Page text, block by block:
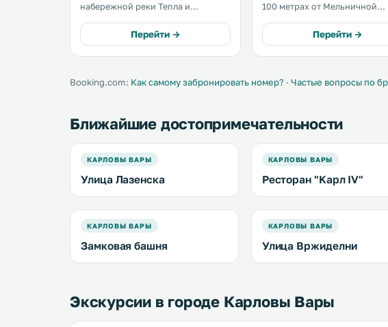
набережной реки Тепла и
колоннады. В номерах
предоставляется бесплатный
проводной доступ в Интернет и
Перейти →
100 метрах от Мельничной
находится также в 100 метрах.
всех помещениях подключен
бесплатный Wi-Fi. .
Перейти →
Booking.com: Как самому забронировать номер? · Частые вопросы по
Ближайшие достопримечательности
КАРЛОВЫ ВАРЫ
Улица Лазенска
КАРЛОВЫ ВАРЫ
Ресторан "Kaрл IV"
КАРЛОВЫ ВАРЫ
Замковая башня
КАРЛОВЫ ВАРЫ
Улица Вржиделни
Экскурсии в городе Карловы Вары